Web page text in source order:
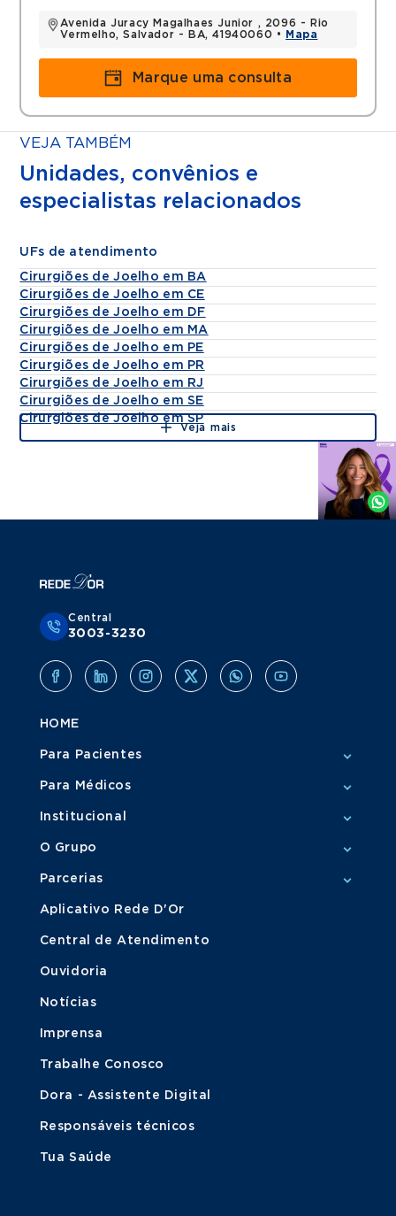
Avenida Juracy Magalhaes Junior , 2096 - Rio
Vermelho, Salvador - BA, 41940060 •
Mapa
Marque uma consulta
VEJA TAMBÉM
Unidades, convênios e
especialistas relacionados
UFs de atendimento
Cirurgiões de Joelho em BA
Cirurgiões de Joelho em CE
Cirurgiões de Joelho em DF
Cirurgiões de Joelho em MA
Cirurgiões de Joelho em PE
Cirurgiões de Joelho em PR
Cirurgiões de Joelho em RJ
Cirurgiões de Joelho em SE
Cirurgiões de Joelho em SP
Veja mais
Agende
Whatsapp
Central
3003-3230
HOME
Para Pacientes
Para Médicos
Institucional
O Grupo
Parcerias
Aplicativo Rede D'Or
Central de Atendimento
Ouvidoria
Notícias
Imprensa
Trabalhe Conosco
Dora - Assistente Digital
Responsáveis técnicos
Tua Saúde